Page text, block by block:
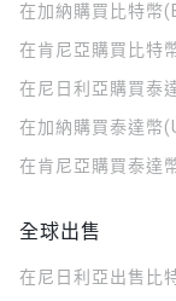
在加納購買比特幣
在肯尼亞購買比特
在尼日利亞購買泰
在加納購買泰達幣
在肯尼亞購買泰達
全球出售
在尼日利亞出售比